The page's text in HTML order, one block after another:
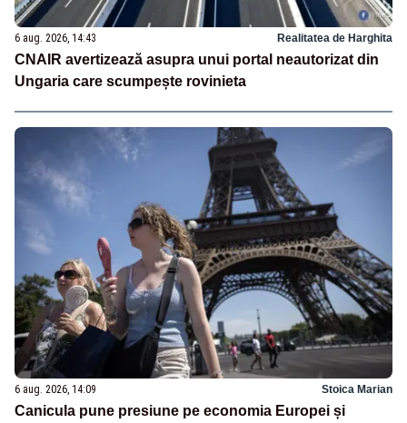
6 aug. 2026, 14:43 Realitatea de Harghita
CNAIR avertizează asupra unui portal neautorizat din
Ungaria care scumpește rovinieta
6 aug. 2026, 14:09 Stoica Marian
Canicula pune presiune pe economia Europei și